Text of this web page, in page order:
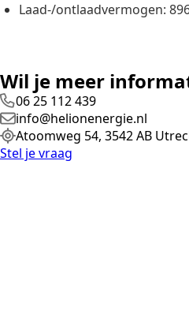
Laad-/ontlaadvermogen:
Wil je meer
06 25 112 439
info@helionenergie.nl
Atoomweg 54, 3542 AB
Stel je vraag